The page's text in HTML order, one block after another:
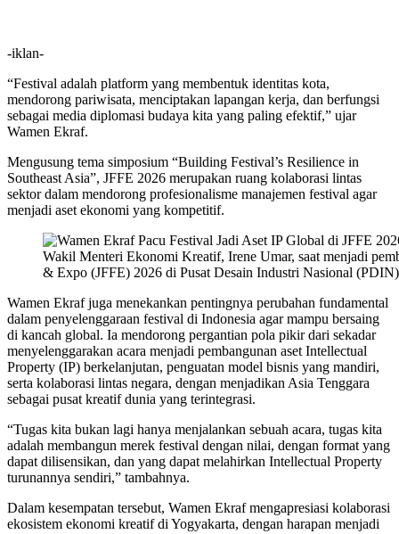
-iklan-
“Festival adalah platform yang membentuk identitas kota,
mendorong pariwisata, menciptakan lapangan kerja, dan berfungsi
sebagai media diplomasi budaya kita yang paling efektif,” ujar
Wamen Ekraf.
Mengusung tema simposium “Building Festival’s Resilience in
Southeast Asia”, JFFE 2026 merupakan ruang kolaborasi lintas
sektor dalam mendorong profesionalisme manajemen festival agar
menjadi aset ekonomi yang kompetitif.
Wakil Menteri Ekonomi Kreatif, Irene Umar, saat menjadi
& Expo (JFFE) 2026 di Pusat Desain Industri Nasional
Wamen Ekraf juga menekankan pentingnya perubahan fundamental
dalam penyelenggaraan festival di Indonesia agar mampu bersaing
di kancah global. Ia mendorong pergantian pola pikir dari sekadar
menyelenggarakan acara menjadi pembangunan aset Intellectual
Property (IP) berkelanjutan, penguatan model bisnis yang mandiri,
serta kolaborasi lintas negara, dengan menjadikan Asia Tenggara
sebagai pusat kreatif dunia yang terintegrasi.
“Tugas kita bukan lagi hanya menjalankan sebuah acara, tugas kita
adalah membangun merek festival dengan nilai, dengan format yang
dapat dilisensikan, dan yang dapat melahirkan Intellectual Property
turunannya sendiri,” tambahnya.
Dalam kesempatan tersebut, Wamen Ekraf mengapresiasi kolaborasi
ekosistem ekonomi kreatif di Yogyakarta, dengan harapan menjadi